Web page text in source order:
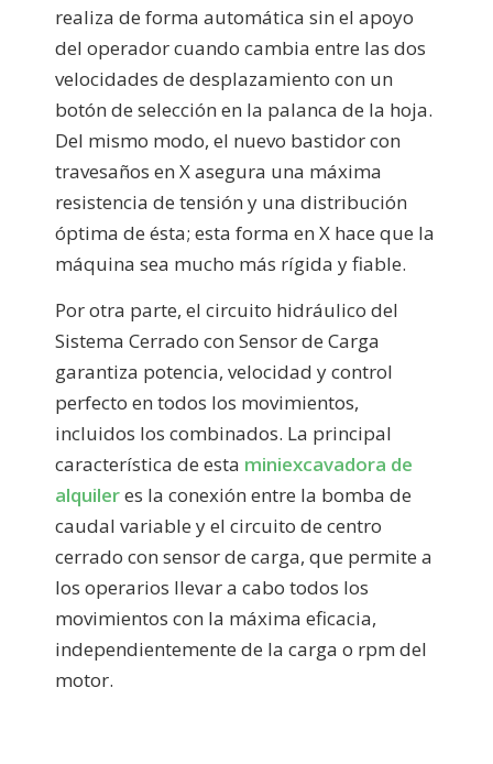
realiza de forma automática sin el apoyo
del operador cuando cambia entre las dos
velocidades de desplazamiento con un
botón de selección en la palanca de la hoja.
Del mismo modo, el nuevo bastidor con
travesaños en X asegura una máxima
resistencia de tensión y una distribución
óptima de ésta; esta forma en X hace que la
máquina sea mucho más rígida y fiable.
Por otra parte, el circuito hidráulico del
Sistema Cerrado con Sensor de Carga
garantiza potencia, velocidad y control
perfecto en todos los movimientos,
incluidos los combinados. La principal
característica de esta miniexcavadora de
alquileres la conexión entre la bomba de
caudal variable y el circuito de centro
cerrado con sensor de carga, que permite a
los operarios llevar a cabo todos los
movimientos con la máxima eficacia,
independientemente de la carga o rpm del
motor.